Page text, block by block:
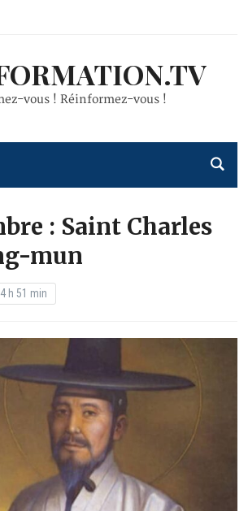
vous ! Réinformez-vous !
: Saint Charles
mun
h 51 min